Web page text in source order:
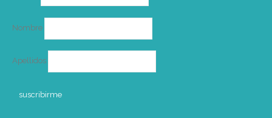
Nombre
Apellidos